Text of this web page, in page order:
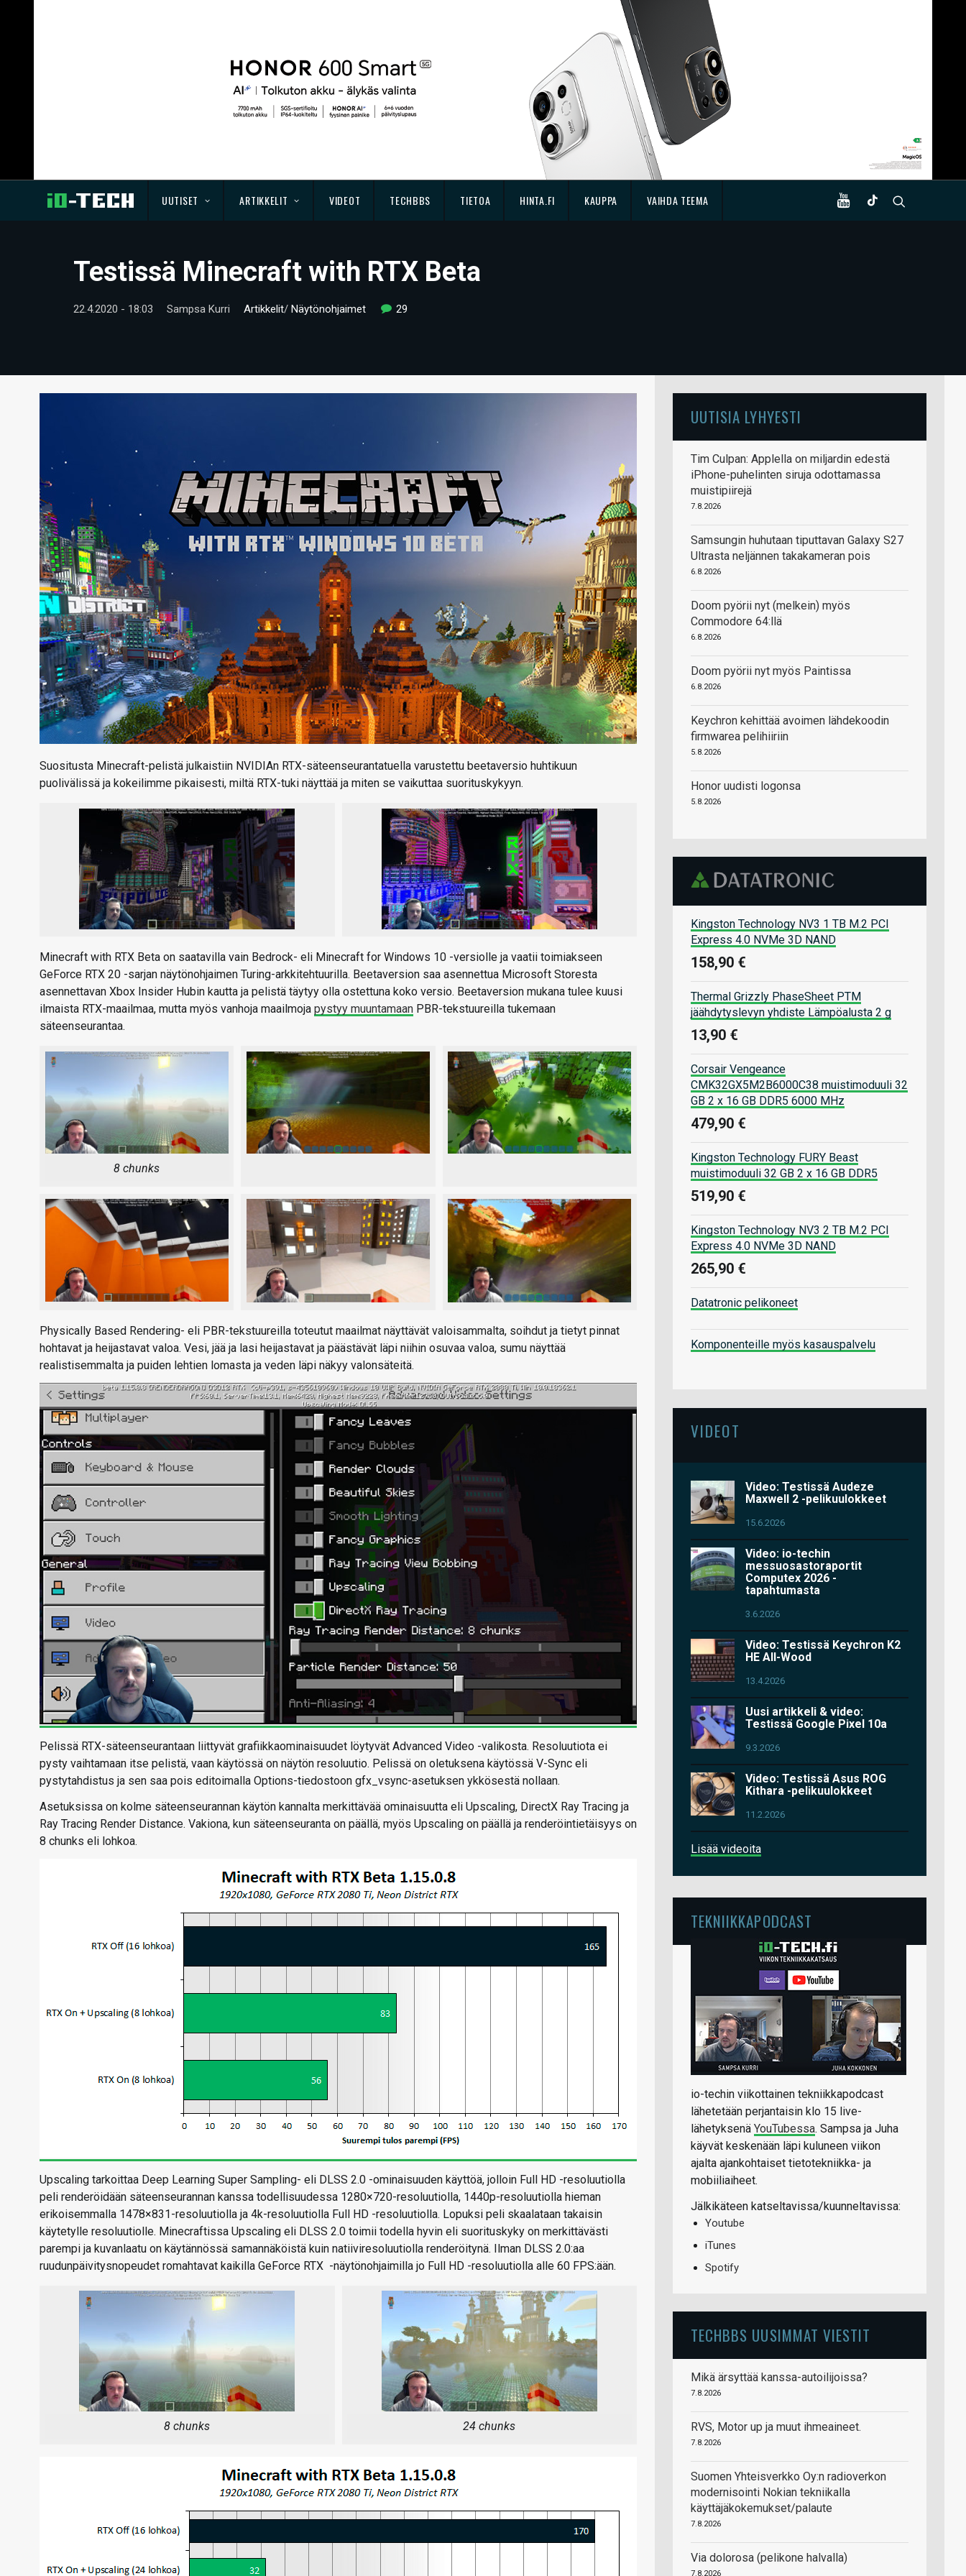
UUTISET ARTIKKELIT VIDEOT TECHBBS TIETOA HINTA.FI KAUPPA VAIHDA TEEMA
Testissä Minecraft with RTX Beta
22.4.2020 - 18:03 Sampsa Kurri Artikkelit/ Näytönohjaimet 29
Suositusta Minecraft-pelistä julkaistiin NVIDIAn RTX-säteenseurantatuella varustettu beetaversio huhtikuun
puolivälissä ja kokeilimme pikaisesti, miltä RTX-tuki näyttää ja miten se vaikuttaa suorituskykyyn.
Minecraft with RTX Beta on saatavilla vain Bedrock- eli Minecraft for Windows 10 -versiolle ja vaatii toimiakseen
GeForce RTX 20 -sarjan näytönohjaimen Turing-arkkitehtuurilla. Beetaversion saa asennettua Microsoft Storesta
asennettavan Xbox Insider Hubin kautta ja pelistä täytyy olla ostettuna koko versio. Beetaversion mukana tulee kuusi
ilmaista RTX-maailmaa, mutta myös vanhoja maailmoja pystyy muuntamaan PBR-tekstuureilla tukemaan
säteenseurantaa.
8 chunks
Physically Based Rendering- eli PBR-tekstuureilla toteutut maailmat näyttävät valoisammalta, soihdut ja tietyt pinnat
hohtavat ja heijastavat valoa. Vesi, jää ja lasi heijastavat ja päästävät läpi niihin osuvaa valoa, sumu näyttää
realistisemmalta ja puiden lehtien lomasta ja veden läpi näkyy valonsäteitä.
Pelissä RTX-säteenseurantaan liittyvät grafiikkaominaisuudet löytyvät Advanced Video -valikosta. Resoluutiota ei
pysty vaihtamaan itse pelistä, vaan käytössä on näytön resoluutio. Pelissä on oletuksena käytössä V-Sync eli
pystytahdistus ja sen saa pois editoimalla Options-tiedostoon gfx_vsync-asetuksen ykkösestä nollaan.
Asetuksissa on kolme säteenseurannan käytön kannalta merkittävää ominaisuutta eli Upscaling, DirectX Ray Tracing ja
Ray Tracing Render Distance. Vakiona, kun säteenseuranta on päällä, myös Upscaling on päällä ja renderöintietäisyys on
8 chunks eli lohkoa.
Upscaling tarkoittaa Deep Learning Super Sampling- eli DLSS 2.0 -ominaisuuden käyttöä, jolloin Full HD -resoluutiolla
peli renderöidään säteenseurannan kanssa todellisuudessa 1280×720-resoluutiolla, 1440p-resoluutiolla hieman
erikoisemmalla 1478×831-resoluutiolla ja 4k-resoluutiolla Full HD -resoluutiolla. Lopuksi peli skaalataan takaisin
käytetylle resoluutiolle. Minecraftissa Upscaling eli DLSS 2.0 toimii todella hyvin eli suorituskyky on merkittävästi
parempi ja kuvanlaatu on käytännössä samannäköistä kuin natiiviresoluutiolla renderöitynä. Ilman DLSS 2.0:aa
ruudunpäivitysnopeudet romahtavat kaikilla GeForce RTX -näytönohjaimilla jo Full HD -resoluutiolla alle 60 FPS:ään.
8 chunks 24 chunks
UUTISIA LYHYESTI
Tim Culpan: Applella on miljardin edestä
iPhone-puhelinten siruja odottamassa
muistipiirejä
7.8.2026
Samsungin huhutaan tiputtavan Galaxy S27
Ultrasta neljännen takakameran pois
6.8.2026
Doom pyörii nyt (melkein) myös
Commodore 64:llä
6.8.2026
Doom pyörii nyt myös Paintissa
6.8.2026
Keychron kehittää avoimen lähdekoodin
firmwarea pelihiiriin
5.8.2026
Honor uudisti logonsa
5.8.2026
Kingston Technology NV3 1 TB M.2 PCI
Express 4.0 NVMe 3D NAND
158,90 €
Thermal Grizzly PhaseSheet PTM
jäähdytyslevyn yhdiste Lämpöalusta 2 g
13,90 €
Corsair Vengeance
CMK32GX5M2B6000C38 muistimoduuli 32
GB 2 x 16 GB DDR5 6000 MHz
479,90 €
Kingston Technology FURY Beast
muistimoduuli 32 GB 2 x 16 GB DDR5
519,90 €
Kingston Technology NV3 2 TB M.2 PCI
Express 4.0 NVMe 3D NAND
265,90 €
Datatronic pelikoneet
Komponenteille myös kasauspalvelu
VIDEOT
Video: Testissä Audeze
Maxwell 2 -pelikuulokkeet
15.6.2026
Video: io-techin
messuosastoraportit
Computex 2026 -
tapahtumasta
3.6.2026
Video: Testissä Keychron K2
HE All-Wood
13.4.2026
Uusi artikkeli & video:
Testissä Google Pixel 10a
9.3.2026
Video: Testissä Asus ROG
Kithara -pelikuulokkeet
11.2.2026
Lisää videoita
TEKNIIKKAPODCAST
io-techin viikottainen tekniikkapodcast
lähetetään perjantaisin klo 15 live-
lähetyksenä YouTubessa. Sampsa ja Juha
käyvät keskenään läpi kuluneen viikon
ajalta ajankohtaiset tietotekniikka- ja
mobiiliaiheet.
Jälkikäteen katseltavissa/kuunneltavissa:
Youtube
iTunes
Spotify
TECHBBS UUSIMMAT VIESTIT
Mikä ärsyttää kanssa-autoilijoissa?
7.8.2026
RVS, Motor up ja muut ihmeaineet.
7.8.2026
Suomen Yhteisverkko Oy:n radioverkon
modernisointi Nokian tekniikalla
käyttäjäkokemukset/palaute
7.8.2026
Via dolorosa (pelikone halvalla)
7.8.2026